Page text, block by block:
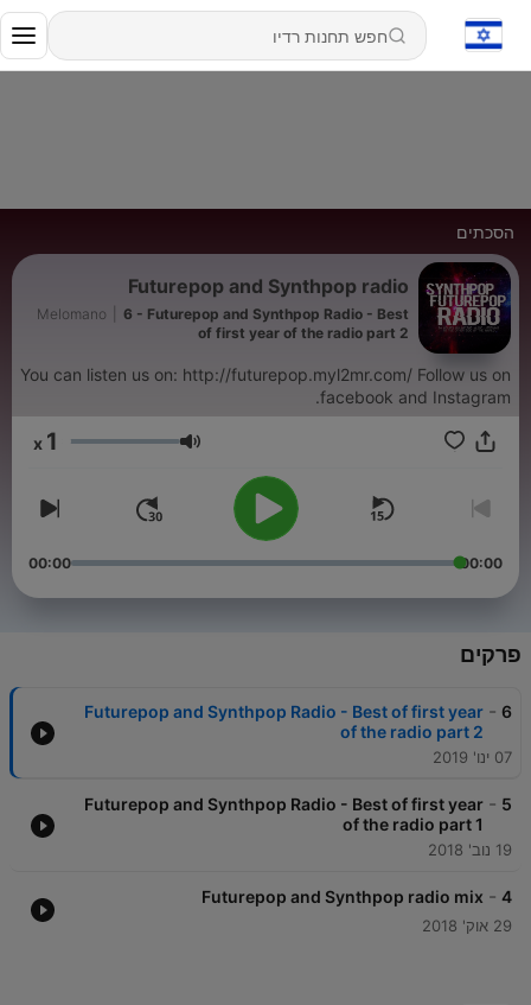
הסכתים
Futurepop and Synthpop radio
Melomano
6 - Futurepop and Synthpop Radio - Best
of first year of the radio part 2
You can listen us on: http://futurepop.myl2mr.com/ Follow us on
facebook and Instagram.
עוצמת שמע 1
00:00
00:00
פרקים
6
-
Futurepop and Synthpop Radio - Best of first year
of the radio part 2
07 ינו' 2019
5
-
Futurepop and Synthpop Radio - Best of first year
of the radio part 1
19 נוב' 2018
4
-
Futurepop and Synthpop radio mix
29 אוק' 2018